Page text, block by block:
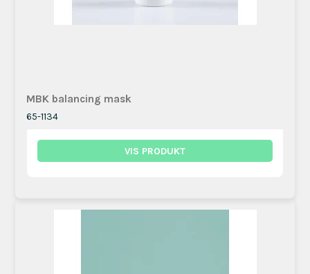
MBK balancing mask
65-1134
VIS PRODUKT